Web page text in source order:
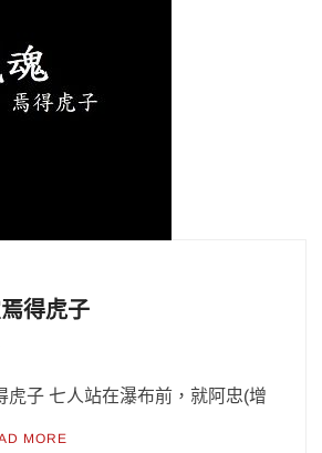
得虎子
虎子 七人站在瀑布前，就阿忠(增
MORE